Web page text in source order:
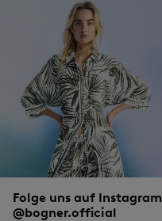
Folge uns auf Instagram
@bogner.official